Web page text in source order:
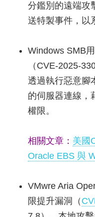
分鑑別的遠端攻
送特製事件，以
Windows SMB
（CVE-2025-
透過執行惡意腳
的伺服器連線，
權限。
相關文章： 美國
Oracle EBS 與
VMwre Aria
限提升漏洞（